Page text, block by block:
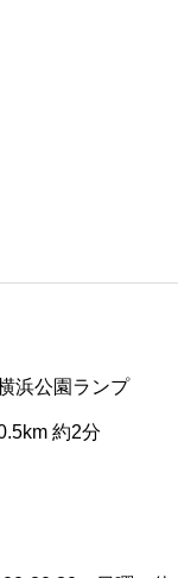
浜公園ランプ
約2分